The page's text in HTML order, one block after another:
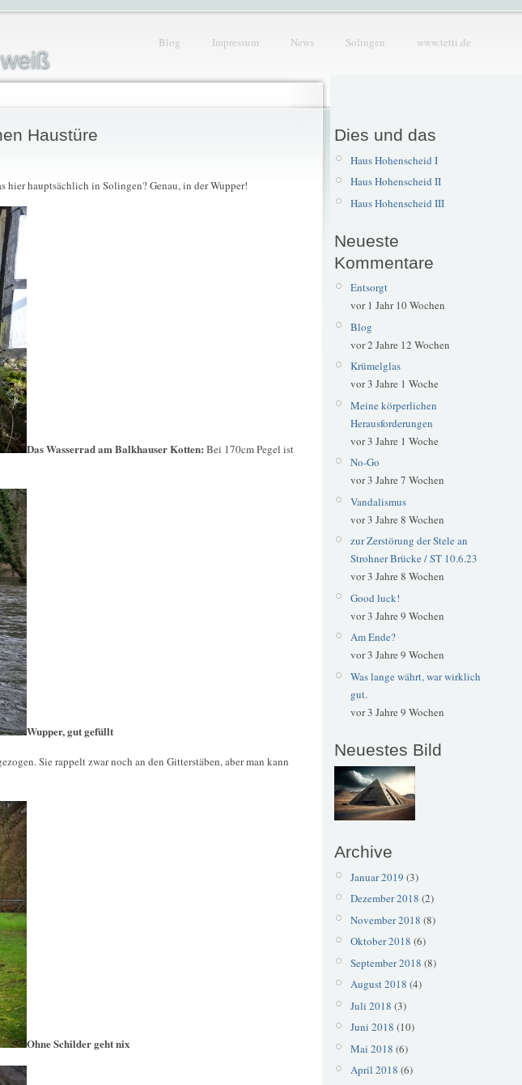
Blog Impressum News Solingen www.tetti.de
Haustüre
hier hauptsächlich in Solingen? Genau, in der Wupper!
Das Wasserrad am Balkhauser Kotten: Bei 170cm Pegel ist
Wupper, gut gefüllt
Sie rappelt zwar noch an den Gitterstäben, aber man kann
Ohne Schilder geht nix
Dies und das
Haus Hohenscheid I
Haus Hohenscheid II
Haus Hohenscheid III
Neueste
Kommentare
Entsorgt
vor 1 Jahr 10 Wochen
Blog
vor 2 Jahre 12 Wochen
Krümelglas
vor 3 Jahre 1 Woche
Meine körperlichen
Herausforderungen
vor 3 Jahre 1 Woche
No-Go
vor 3 Jahre 7 Wochen
Vandalismus
vor 3 Jahre 8 Wochen
zur Zerstörung der Stele an
Strohner Brücke / ST 10.6.23
vor 3 Jahre 8 Wochen
Good luck!
vor 3 Jahre 9 Wochen
Am Ende?
vor 3 Jahre 9 Wochen
Was lange währt, war wirklich
gut.
vor 3 Jahre 9 Wochen
Neuestes Bild
Archive
Januar 2019 (3)
Dezember 2018 (2)
November 2018 (8)
Oktober 2018 (6)
September 2018 (8)
August 2018 (4)
Juli 2018 (3)
Juni 2018 (10)
Mai 2018 (6)
April 2018 (6)